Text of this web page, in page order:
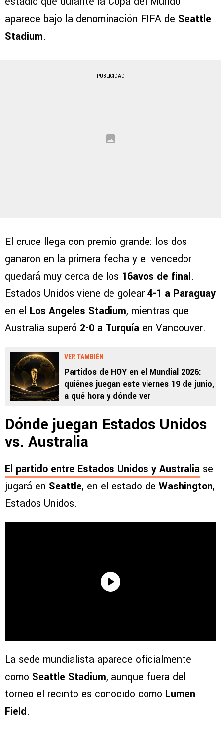
aparece bajo la denominación FIFA de Seattle
Stadium.
PUBLICIDAD
El cruce llega con premio grande: los dos
ganaron en la primera fecha y el vencedor
quedará muy cerca de los 16avos de final.
Estados Unidos viene de golear4-1 a Paraguay
en el Los Angeles Stadium, mientras que
Australia superó 2-0 a Turquía en Vancouver.
VER TAMBIÉN
Partidos de HOY en el Mundial 2026:
quiénes juegan este viernes 19 de junio,
a qué hora y dónde ver
Dónde juegan Estados Unidos
vs. Australia
El partido entre Estados Unidos y Australia se
jugará en Seattle, en el estado de Washington,
Estados Unidos.
La sede mundialista aparece oficialmente
como Seattle Stadium, aunque fuera del
torneo el recinto es conocido como Lumen
Field.